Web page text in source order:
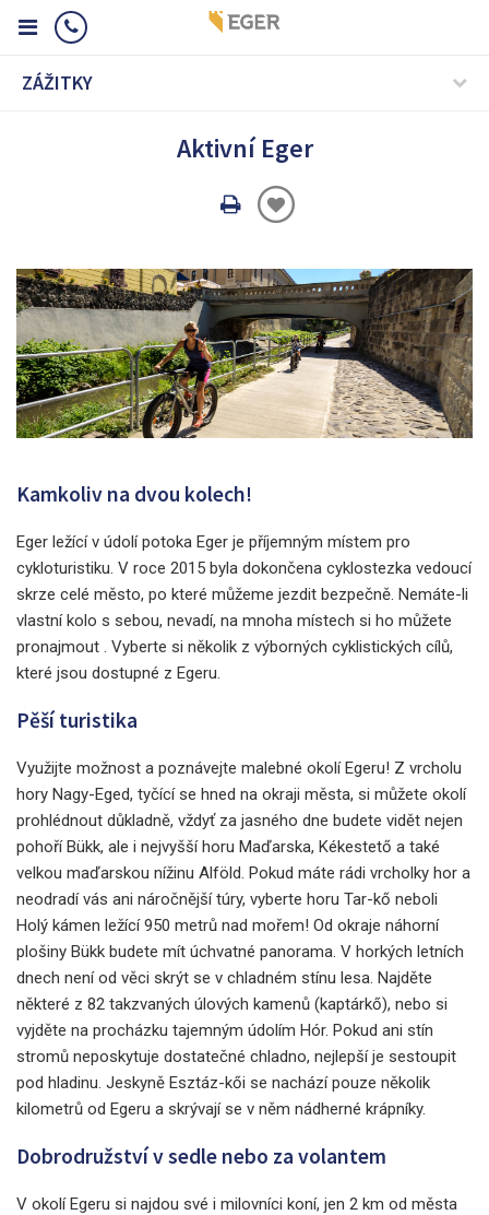
ZÁŽITKY
Aktivní Eger
Oldal
Kamkoliv na dvou kolech!
Eger ležící v údolí potoka Eger je příjemným místem pro
cykloturistiku. V roce 2015 byla dokončena cyklostezka vedoucí
skrze celé město, po které můžeme jezdit bezpečně. Nemáte-li
vlastní kolo s sebou, nevadí, na mnoha místech si ho můžete
pronajmout . Vyberte si několik z výborných cyklistických cílů,
které jsou dostupné z Egeru.
Pěší turistika
Využijte možnost a poznávejte malebné okolí Egeru! Z vrcholu
hory Nagy-Eged, tyčící se hned na okraji města, si můžete okolí
prohlédnout důkladně, vždyť za jasného dne budete vidět nejen
pohoří Bükk, ale i nejvyšší horu Maďarska, Kékestető a také
velkou maďarskou nížinu Alföld. Pokud máte rádi vrcholky hor a
neodradí vás ani náročnější túry, vyberte horu Tar-kő neboli
Holý kámen ležící 950 metrů nad mořem! Od okraje náhorní
plošiny Bükk budete mít úchvatné panorama. V horkých letních
dnech není od věci skrýt se v chladném stínu lesa. Najděte
některé z 82 takzvaných úlových kamenů (kaptárkő), nebo si
vyjděte na procházku tajemným údolím Hór. Pokud ani stín
stromů neposkytuje dostatečné chladno, nejlepší je sestoupit
pod hladinu. Jeskyně Esztáz-kői se nachází pouze několik
kilometrů od Egeru a skrývají se v něm nádherné krápníky.
Dobrodružství v sedle nebo za volantem
V okolí Egeru si najdou své i milovníci koní, jen 2 km od města